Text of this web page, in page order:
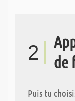
2
de
Puis tu